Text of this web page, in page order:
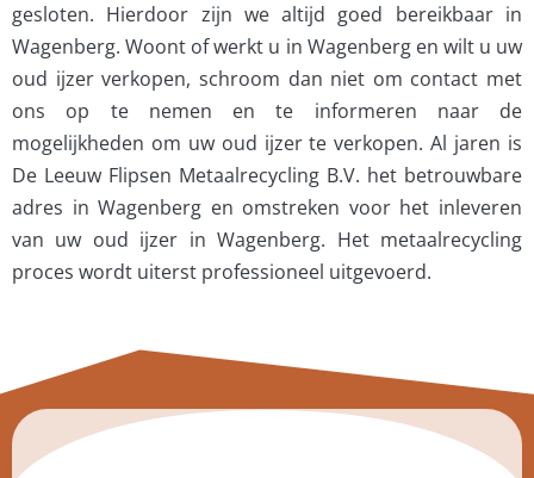
gesloten. Hierdoor zijn we altijd goed bereikbaar in
Wagenberg. Woont of werkt u in Wagenberg en wilt u uw
oud ijzer verkopen, schroom dan niet om contact met
ons op te nemen en te informeren naar de
mogelijkheden om uw oud ijzer te verkopen.Al jaren is
De Leeuw Flipsen Metaalrecycling B.V. het betrouwbare
adres in Wagenberg en omstreken voor het inleveren
van uw oud ijzer in Wagenberg. Het metaalrecycling
proces wordt uiterst professioneel uitgevoerd.